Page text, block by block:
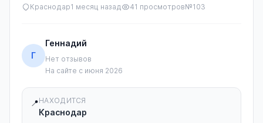
Краснодар1 месяц назад 41 просмотров№103
Г
Геннадий
Нет отзывов
На сайте с июня 2026
📍НАХОДИТСЯ
Краснодар